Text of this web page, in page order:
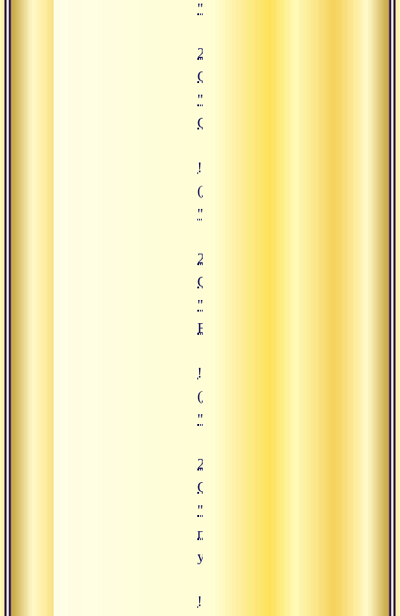
"29.08.2019 Сатсанг
29.08.2019
Сатсанг
"Круговорот
Сансары"
![26.08.2019 Сатсанг "Творец
(https://www.advayta.org/upload/
"26.08.2019 Сатсанг "Творец
26.08.2019
Сатсанг
"Творец
Брахма"
![24.08.2019 Сатсанг "Четыре
(https://www.advayta.org/upload/
"24.08.2019 Сатсанг "Четыре
24.08.2019
Сатсанг
"Четыре
полные
уверенности"
![22.08.2019 Сатсанг "Игры